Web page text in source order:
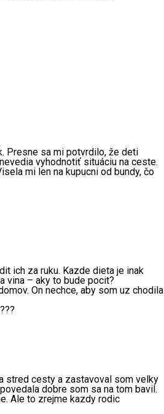
Presne sa mi potvrdilo, že deti
vyhodnotiť situáciu na ceste.
mi len na kupucni od bundy, čo
ich za ruku. Kazde dieta je inak
vina – aky to bude pocit?
On nechce, aby som uz chodila
stred cesty a zastavoval som velky
dobre som sa na tom bavil.
Ale to zrejme kazdy rodic